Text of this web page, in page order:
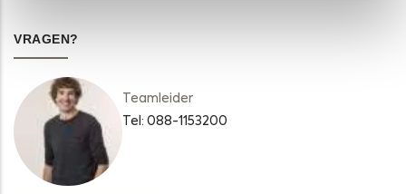
VRAGEN?
Teamleider
Tel: 088-1153200